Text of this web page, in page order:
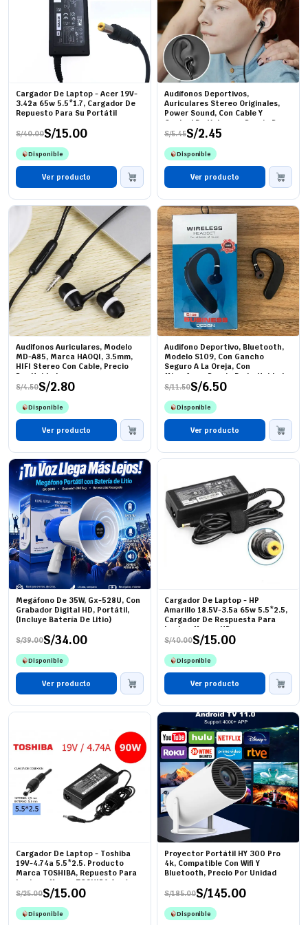
Cargador De Laptop - Acer 19V-
3.42a 65w 5.5*1.7, Cargador De
Repuesto Para Su Portátil
S/40.00
El
precio
original
era:
S/40.00.
S/15.00
El
precio
actual
es:
S/15.00.
Disponible
Ver producto
Audífonos Deportivos,
Auriculares Stereo Originales,
Power Sound, Con Cable Y
Control De Volumen, Precio Por
Unidad
S/5.45
El
precio
original
era:
S/5.45.
S/2.45
El
precio
actual
es:
S/2.45.
Disponible
Ver producto
Audifonos Auriculares, Modelo
MD-A85, Marca HAOQI, 3.5mm,
HIFI Stereo Con Cable, Precio
Por Unidad
S/4.50
El
precio
original
era:
S/4.50.
S/2.80
El
precio
actual
es:
S/2.80.
Disponible
Ver producto
Audifono Deportivo, Bluetooth,
Modelo S109, Con Gancho
Seguro A La Oreja, Con
Microfono, Precio De La Unidad
(Pedido Mínimo 12)
S/11.50
El
precio
original
era:
S/11.50.
S/6.50
El
precio
actual
es:
S/6.50.
Disponible
Ver producto
Megáfono De 35W, Gx-528U, Con
Grabador Digital HD, Portátil,
(Incluye Batería De Litio)
S/39.00
El
precio
original
era:
S/39.00.
S/34.00
El
precio
actual
es:
S/34.00.
Disponible
Ver producto
Cargador De Laptop - HP
Amarillo 18.5V-3.5a 65w 5.5*2.5,
Cargador De Respuesta Para
Laptop Marca HP
S/40.00
El
precio
original
era:
S/40.00.
S/15.00
El
precio
actual
es:
S/15.00.
Disponible
Ver producto
Cargador De Laptop - Toshiba
19V-4.74a 5.5*2.5. Producto
Marca TOSHIBA, Repuesto Para
Laptops Marca TOSHIBA Aquí.
S/25.00
El
precio
original
S/15.00
El
precio
actual
Disponible
Proyector Portátil HY 300 Pro
4k, Compatible Con Wifi Y
Bluetooth, Precio Por Unidad
S/185.00
El
precio
original
S/145.00
El
precio
actual
Disponible